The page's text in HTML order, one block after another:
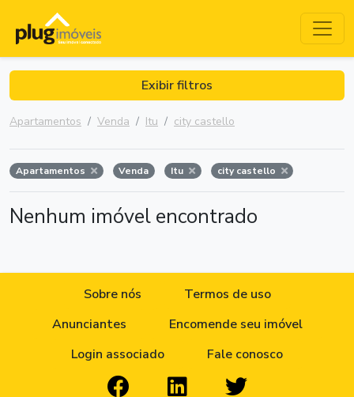
Exibir filtros
Apartamentos Venda Itu city castello
Apartamentos Venda Itu city castello
Nenhum imóvel encontrado
Sobre nós
Termos de uso
Anunciantes
Encomende seu imóvel
Login associado
Fale conosco